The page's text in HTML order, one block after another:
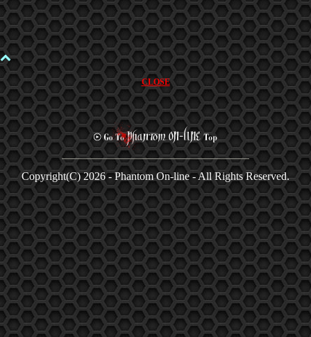
CLOSE
Copyright(C)2026 - Phantom On-line - All Rights Reserved.